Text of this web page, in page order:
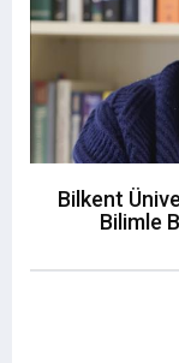
Bilkent
Bilimle